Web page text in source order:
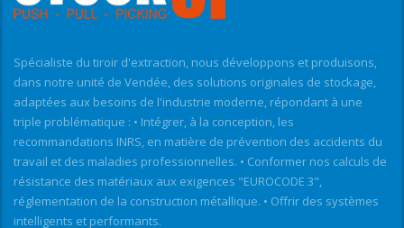
Spécialiste du tiroir d'extraction, nous développons et produisons,
dans notre unité de Vendée, des solutions originales de stockage,
adaptées aux besoins de l'industrie moderne, répondant à une
triple problématique : • Intégrer, à la conception, les
recommandations INRS, en matière de prévention des accidents du
travail et des maladies professionnelles. • Conformer nos calculs de
résistance des matériaux aux exigences "EUROCODE 3",
réglementation de la construction métallique. • Offrir des systèmes
intelligents et performants.